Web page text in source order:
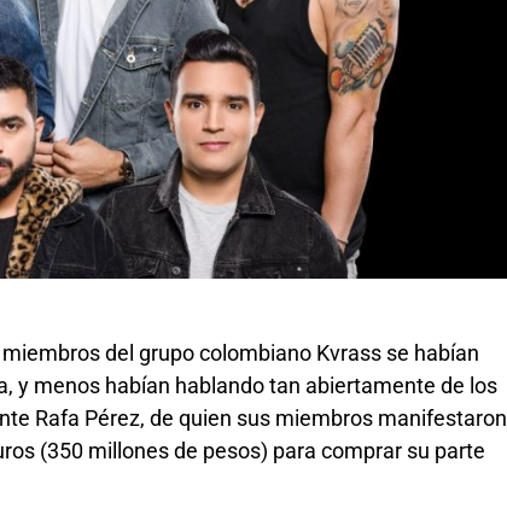
del grupo colombiano Kvrass se habían
y menos habían hablando tan abiertamente de los
Rafa Pérez, de quien sus miembros manifestaron
(350 millones de pesos) para comprar su parte